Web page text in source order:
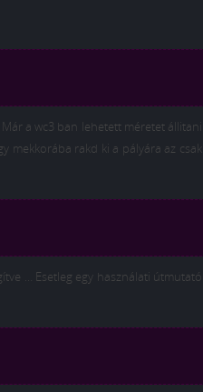
a wc3 ban lehetett méretet állitani
mekkorába rakd ki a pályára az csak
… Esetleg egy használati útmutató